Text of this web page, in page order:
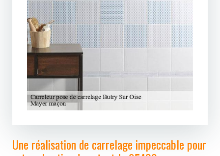
Une réalisation de carrelage impeccable pour